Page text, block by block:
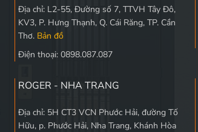
Địa chỉ: L2-55, Đường số 7, TTVH Tây Đô,
KV3, P. Hưng Thạnh, Q. Cái Răng, TP. Cần
Thơ. Bản đồ
Điện thoại: 0898.087.087
ROGER - NHA TRANG
Địa chỉ: 5H CT3 VCN Phước Hải, đường Tố
Hữu, p. Phước Hải, Nha Trang, Khánh Hòa